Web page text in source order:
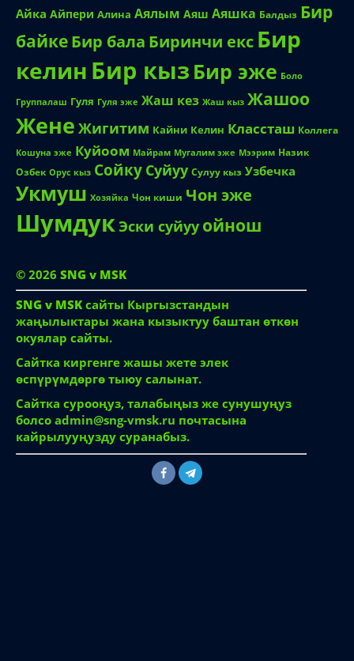
Айка Айпери Алина Аялым Аяш Аяшка Балдыз Бир
байкеБир бала Биринчи екс Бир
келин Бир кыз Бир эже Боло
Группалаш Гуля Гуля эже Жаш кез Жаш кыз Жашоо
Жене Жигитим Кайни Келин Классташ Коллега
Кошуна эже Куйоом Майрам Мугалим эже Мээрим Назик
Озбек Орус кыз Сойку Суйуу Сулуу кыз Узбечка
Укмуш Хозяйка Чон киши Чон эже
ШумдукЭски суйуу ойнош
© 2026 SNG v MSK
SNG v MSK сайты Кыргызстандын
жаңылыктары жана кызыктуу баштан өткөн
окуялар сайты.
Сайтка киргенге жашы жете элек
өспүрүмдөргө тыюу салынат.
Сайтка сурооңуз, талабыңыз же сунушуңуз
болсо admin@sng-vmsk.ru почтасына
кайрылууңузду суранабыз.